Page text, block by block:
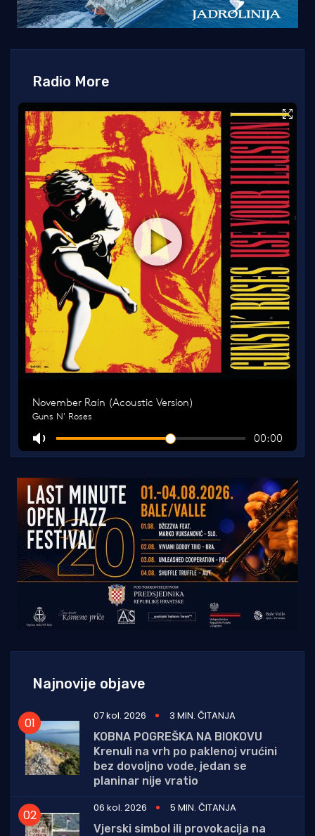
Radio More
Najnovije objave
07 kol. 2026
3 MIN. ČITANJA
KOBNA POGREŠKA NA BIOKOVU
Krenuli na vrh po paklenoj vrućini
bez dovoljno vode, jedan se
planinar nije vratio
06 kol. 2026
5 MIN. ČITANJA
Vjerski simbol ili provokacija na